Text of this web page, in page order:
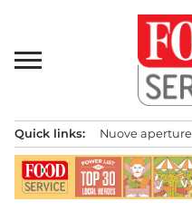
contenuto
principale
Quick links: Nuove aperture